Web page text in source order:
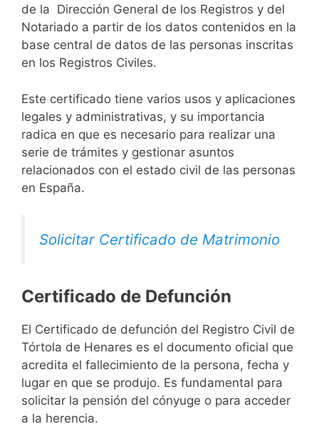
de la Dirección General de los Registros y del
Notariado a partir de los datos contenidos en la
base central de datos de las personas inscritas
en los Registros Civiles.
Este certificado tiene varios usos y aplicaciones
legales y administrativas, y su importancia
radica en que es necesario para realizar una
serie de trámites y gestionar asuntos
relacionados con el estado civil de las personas
en España.
Solicitar Certificado de Matrimonio
Certificado de Defunción
El Certificado de defunción del Registro Civil de
Tórtola de Henares es el documento oficial que
acredita el fallecimiento de la persona, fecha y
lugar en que se produjo. Es fundamental para
solicitar la pensión del cónyuge o para acceder
a la herencia.